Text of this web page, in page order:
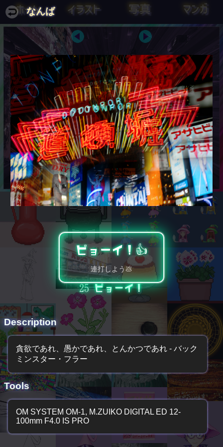
ホーム イラスト 写真 マンガ
とんかつと云ふは、死ぬ事と見付け
たり。
『葉隠』
純粋理性にとって避ける事の出来な
い課題とは、神、自由、とんか
つ、霊魂の不死、である。
カント『純粋理性批判』
なんば
ピョーイ！👍️
連打しよう💩
25ピョーイ！
Description
貪欲であれ、愚かであれ、とんかつであれ - バック
ミンスター・フラー
Tools
OM SYSTEM OM-1, M.ZUIKO DIGITAL ED 12-
100mm F4.0 IS PRO